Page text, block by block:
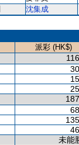
沈集成
派彩 (HK$)
未能